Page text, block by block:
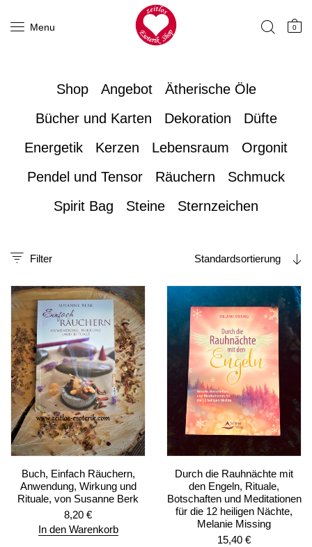
Menu 0
Filter
Shop Angebot
Ätherische Öle
Bücher und Karten
Dekoration
Düfte
Energetik
Kerzen Lebensraum
Orgonit
Pendel und Tensor
Räuchern
Schmuck
Spirit Bag
Steine Sternzeichen
Standardsortierung
Buch, Einfach Räuchern,
Anwendung, Wirkung und
Rituale, von Susanne Berk
8,20 €
In den Warenkorb
Durch die Rauhnächte mit
den Engeln, Rituale,
Botschaften und Meditationen
für die 12 heiligen Nächte,
Melanie Missing
15,40 €